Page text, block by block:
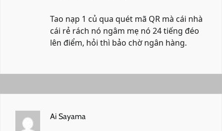
Tao nạp 1 củ qua quét mã QR mà cái nhà
cái rẻ rách nó ngâm mẹ nó 24 tiếng đéo
lên điểm, hỏi thì bảo chờ ngân hàng.
Ai Sayama